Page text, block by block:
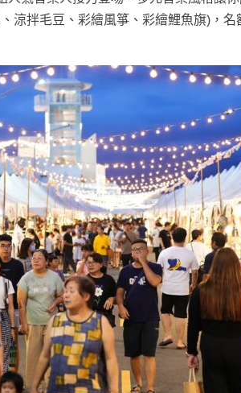
涼拌毛豆、彩繪風箏、彩繪鯉魚旗)，